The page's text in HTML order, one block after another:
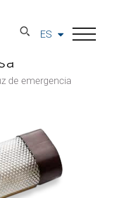
ES
de emergencia